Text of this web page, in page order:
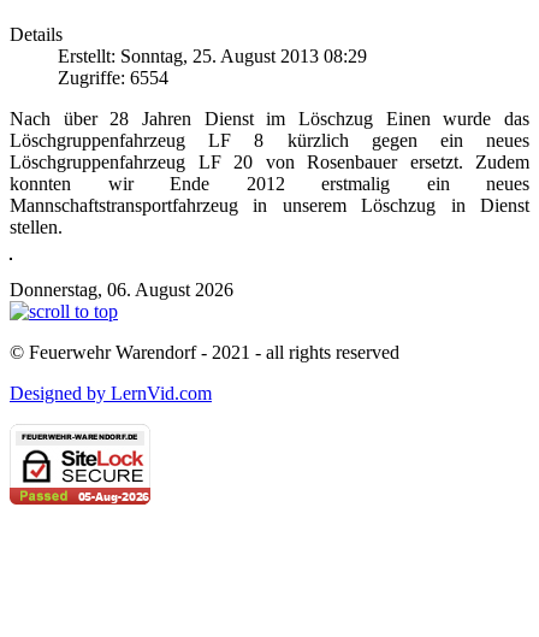
Details
Erstellt: Sonntag, 25. August 2013 08:29
Zugriffe: 6554
Nach über 28 Jahren Dienst im Löschzug Einen wurde das
Löschgruppenfahrzeug LF 8 kürzlich gegen ein neues
Löschgruppenfahrzeug LF 20 von Rosenbauer ersetzt. Zudem
konnten wir Ende 2012 erstmalig ein neues
Mannschaftstransportfahrzeug in unserem Löschzug in Dienst
stellen.
Donnerstag, 06. August 2026
© Feuerwehr Warendorf - 2021 - all rights reserved
Designed by LernVid.com